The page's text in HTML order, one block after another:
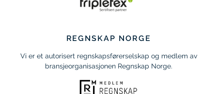
REGNSKAP NORGE
Vi er et autorisert regnskapsførerselskap og medlem av
bransjeorganisasjonen Regnskap Norge.